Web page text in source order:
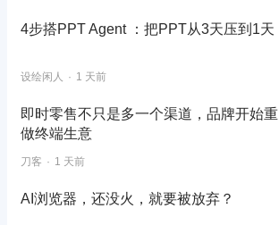
4步搭PPT Agent ：把PPT从3天压到1天
设绘闲人 1 天前
即时零售不只是多一个渠道，品牌开始重
做终端生意
刀客 1 天前
AI浏览器，还没火，就要被放弃？